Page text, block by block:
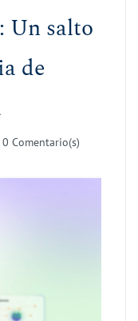
Un salto
de
0 Comentario(s)